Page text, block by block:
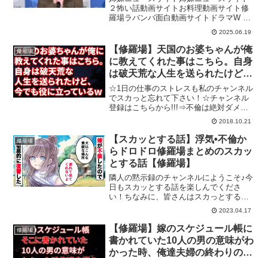
報告会
２怖い話動画サイトお料理動画サイト修
羅場ラバンバ面白動画サイトドラマW 三
谷幸喜『おい、太宰』完成報告会が行わ
れ、三谷幸喜、田中圭、小池栄子、宮澤
エマが登壇した。【関連動画】◆田中
圭、主演舞台『陽気な幽霊...
2025.06.19
修羅場
【修羅場】天国のお婆ちゃんが俺
に教えてくれた事はこちら。自身
は破天荒な人生を送られたけど、
今でも役に立っているw
☆1日の仕事のストレスも私のチャンネル
でスカっと忘れて下さい！☆チャンネル
登録はこちらから!!!⇒不倫は絶対ダメで
すよ～～！不倫やDQN行為、キチ行為な
どで悲劇の再発を防ぐためにも動画の評
価で拡散の協力お願い致します。またの
ご視聴お待ちして...
2018.10.21
修羅場
【スカッとする話】浮気•不倫か
らドロドロ修羅場まとめのスカッ
とする話【修羅場】
隣人の黙示録のチャンネルにようこそ♪今
日もスカッとする話を楽しんでくださ
い！ちなみに、皆さんはスカっとする話
はお好きですか？アニメ系、ライン
(LINE)系など様々なスカッとする動画が
たくさんあると思いますが、隣人の黙示
録では実話や2ch(2...
2023.04.17
修羅場
【修羅場】嫁のスケジュール帳に
書かれていた10人の男の意味がわ
かった時、俺達夫婦の終わりの始